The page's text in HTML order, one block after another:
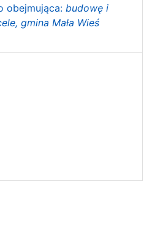
obejmująca: budowę i
gmina Mała Wieś